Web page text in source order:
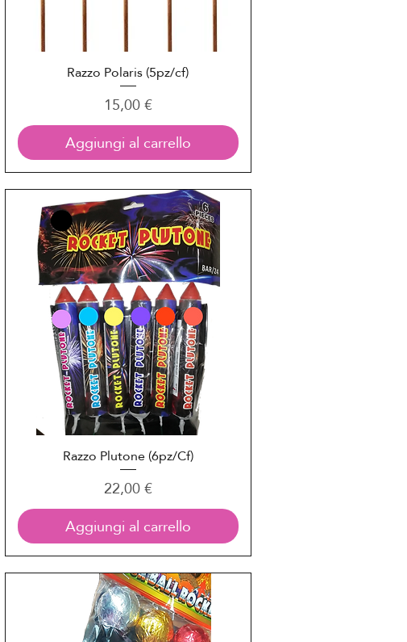
Vista rapida
Razzo Polaris (5pz/cf)
Prezzo
15,00 €
Aggiungi al carrello
Vista rapida
Razzo Plutone (6pz/Cf)
Prezzo
22,00 €
Aggiungi al carrello